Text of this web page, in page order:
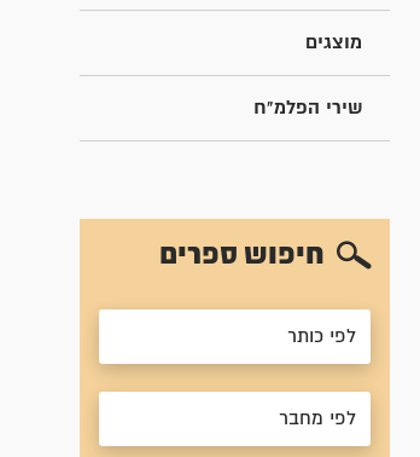
מוצגים
שירי הפלמ"ח
חיפוש ספרים